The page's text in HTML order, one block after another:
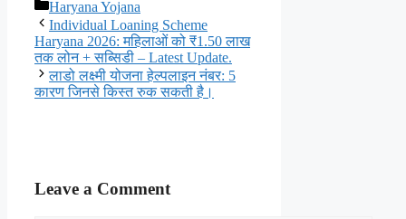
Categories
Haryana Yojana
Individual Loaning Scheme
Haryana 2026: महिलाओं को ₹1.50 लाख
तक लोन + सब्सिडी – Latest Update.
लाडो लक्ष्मी योजना हेल्पलाइन नंबर: 5
कारण जिनसे किस्त रुक सकती है।
Leave a Comment